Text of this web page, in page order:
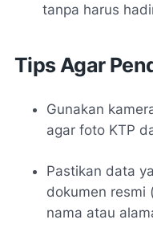
tanpa harus
Tips Agar
Gunakan
agar foto KTP
Pastikan data
dokumen resmi
nama atau